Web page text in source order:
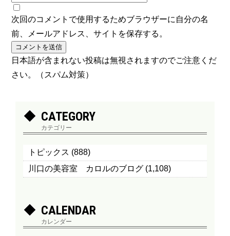
次回のコメントで使用するためブラウザーに自分の名
前、メールアドレス、サイトを保存する。
日本語が含まれない投稿は無視されますのでご注意くだ
さい。（スパム対策）
CATEGORY
カテゴリー
トピックス (888)
川口の美容室 カロルのブログ (1,108)
CALENDAR
カレンダー